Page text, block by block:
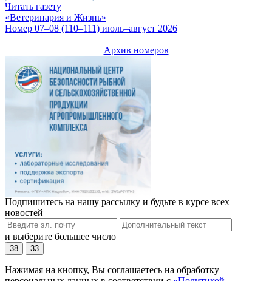
Читать газету
«Ветеринария и Жизнь»
Номер 07–08 (110–111) июль–август 2026
Архив номеров
Подпишитесь на нашу рассылку и будьте в курсе всех
новостей
и выберите большее число
38 33
Нажимая на кнопку, Вы соглашаетесь на обработку